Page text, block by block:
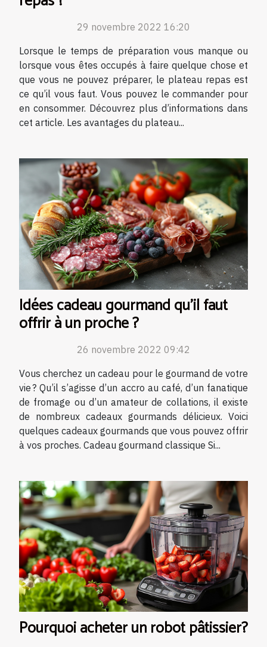
29 novembre 2022 16:20
Lorsque le temps de préparation vous manque ou
lorsque vous êtes occupés à faire quelque chose et
que vous ne pouvez préparer, le plateau repas est
ce qu’il vous faut. Vous pouvez le commander pour
en consommer. Découvrez plus d’informations dans
cet article. Les avantages du plateau...
Idées cadeau gourmand qu’il faut
offrir à un proche ?
26 novembre 2022 09:42
Vous cherchez un cadeau pour le gourmand de votre
vie ? Qu’il s’agisse d’un accro au café, d’un fanatique
de fromage ou d’un amateur de collations, il existe
de nombreux cadeaux gourmands délicieux. Voici
quelques cadeaux gourmands que vous pouvez offrir
à vos proches. Cadeau gourmand classique Si...
Pourquoi acheter un robot pâtissier?